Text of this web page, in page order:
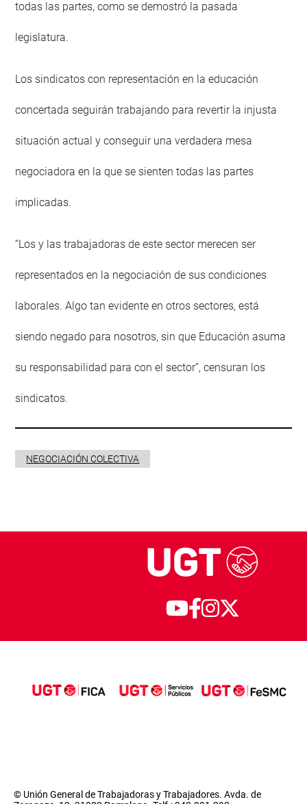
todas las partes, como se demostró la pasada
legislatura.
Los sindicatos con representación en la educación
concertada seguirán trabajando para revertir la injusta
situación actual y conseguir una verdadera mesa
negociadora en la que se sienten todas las partes
implicadas.
“Los y las trabajadoras de este sector merecen ser
representados en la negociación de sus condiciones
laborales. Algo tan evidente en otros sectores, está
siendo negado para nosotros, sin que Educación asuma
su responsabilidad para con el sector”, censuran los
sindicatos.
NEGOCIACIÓN COLECTIVA
© Unión General de Trabajadoras y Trabajadores. Avda. de